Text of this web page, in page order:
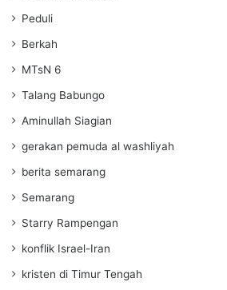
Peduli
Berkah
MTsN 6
Talang Babungo
Aminullah Siagian
gerakan pemuda al washliyah
berita semarang
Semarang
Starry Rampengan
konflik Israel-Iran
kristen di Timur Tengah